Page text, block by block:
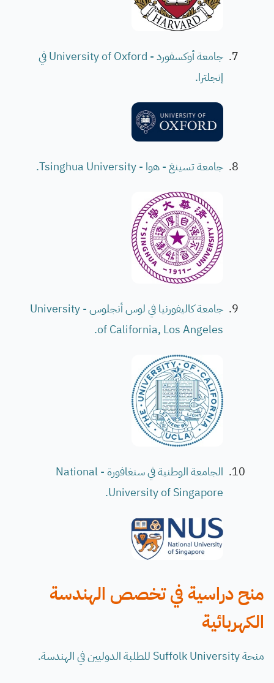
جامعة أوكسفورد - University of Oxford في
إنجلترا.
جامعة تسينغ - هوا - Tsinghua University.
جامعة كاليفورنيا في لوس أنجلوس - University
of California, Los Angeles.
الجامعة الوطنية في سنغافورة - National
University of Singapore.
منح دراسية في تخصص الهندسة
الكهربائية
منحة Suffolk University للطلبة الدوليين في الهندسة.